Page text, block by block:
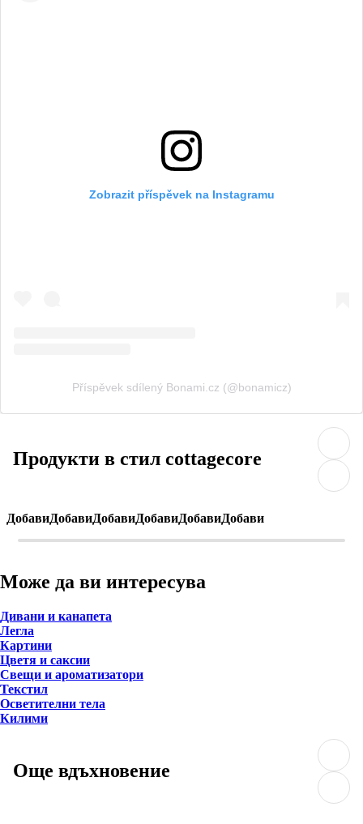
Zobrazit příspěvek na Instagramu
Příspěvek sdílený Bonami.cz (@bonamicz)
Продукти в стил cottagecore
ДобавиДобавиДобавиДобавиДобавиДобави
Може да ви интересува
Дивани и канапета
Легла
Картини
Цветя и саксии
Свещи и ароматизатори
Текстил
Осветителни тела
Килими
Още вдъхновение